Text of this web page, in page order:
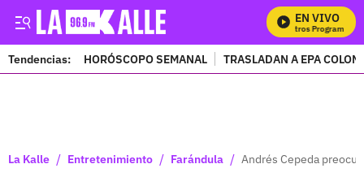
EN VIVO
Tendencias: HORÓSCOPO SEMANAL TRASLADAN A EPA
La Kalle / Entretenimiento / Farándula / Andrés Cepeda